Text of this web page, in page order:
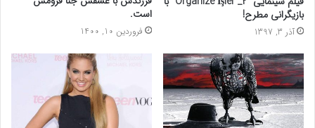
بازیگرانی مطرح!
آذر 3, 1397
است.
فروردین 10, 1400